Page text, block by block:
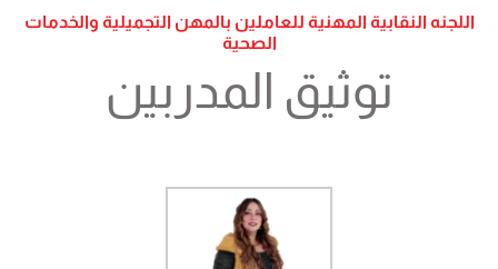
اللجنه النقابية المهنية للعاملين بالمهن التجميلية والخدمات
الصحية
توثيق المدربين